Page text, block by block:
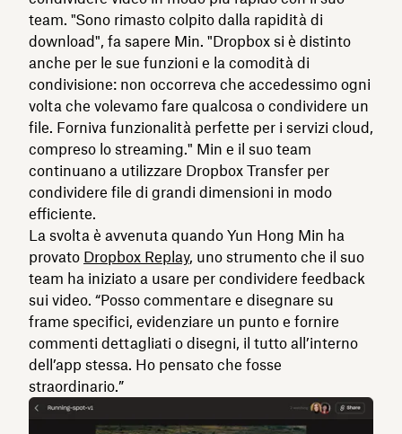
team. "Sono rimasto colpito dalla rapidità di
download", fa sapere Min. "Dropbox si è distinto
anche per le sue funzioni e la comodità di
condivisione: non occorreva che accedessimo ogni
volta che volevamo fare qualcosa o condividere un
file. Forniva funzionalità perfette per i servizi cloud,
compreso lo streaming." Min e il suo team
continuano a utilizzare Dropbox Transfer per
condividere file di grandi dimensioni in modo
efficiente.
La svolta è avvenuta quando Yun Hong Min ha
provato Dropbox Replay, uno strumento che il suo
team ha iniziato a usare per condividere feedback
sui video. “Posso commentare e disegnare su
frame specifici, evidenziare un punto e fornire
commenti dettagliati o disegni, il tutto all’interno
dell’app stessa. Ho pensato che fosse
straordinario.”